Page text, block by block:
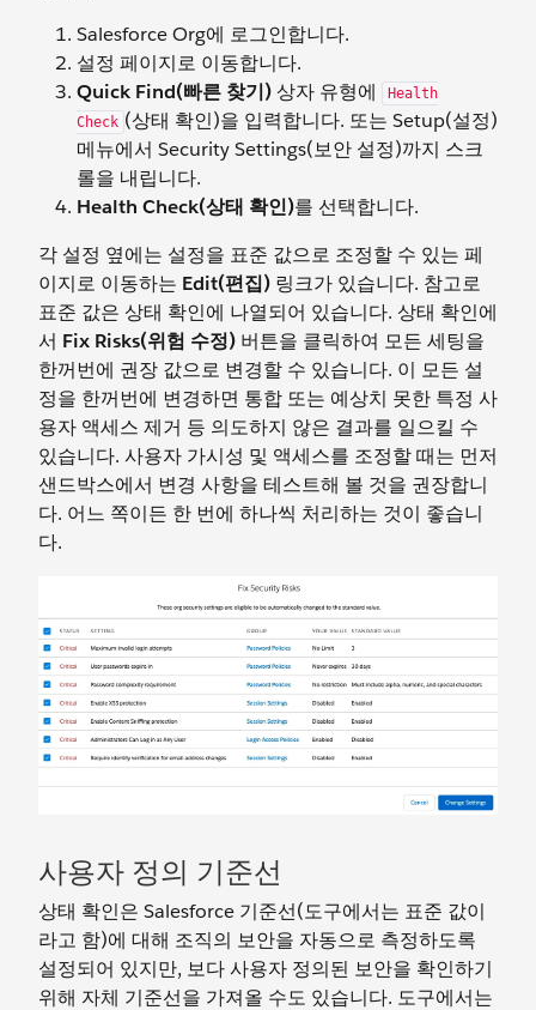
Salesforce Org에 로그인합니다.
설정 페이지로 이동합니다.
Quick Find(빠른 찾기)상자 유형에
Health
Check (상태 확인)을 입력합니다. 또는 Setup(설정)
메뉴에서 Security Settings(보안 설정)까지 스크
롤을 내립니다.
Health Check(상태 확인)를 선택합니다.
각 설정 옆에는 설정을 표준 값으로 조정할 수 있는 페
이지로 이동하는 Edit(편집) 링크가 있습니다. 참고로
표준 값은 상태 확인에 나열되어 있습니다. 상태 확인에
서 Fix Risks(위험 수정) 버튼을 클릭하여 모든 세팅을
한꺼번에 권장 값으로 변경할 수 있습니다. 이 모든 설
정을 한꺼번에 변경하면 통합 또는 예상치 못한 특정 사
용자 액세스 제거 등 의도하지 않은 결과를 일으킬 수
있습니다. 사용자 가시성 및 액세스를 조정할 때는 먼저
샌드박스에서 변경 사항을 테스트해 볼 것을 권장합니
다. 어느 쪽이든 한 번에 하나씩 처리하는 것이 좋습니
다.
사용자 정의 기준선
상태 확인은 Salesforce 기준선(도구에서는 표준 값이
라고 함)에 대해 조직의 보안을 자동으로 측정하도록
설정되어 있지만, 보다 사용자 정의된 보안을 확인하기
위해 자체 기준선을 가져올 수도 있습니다. 도구에서는